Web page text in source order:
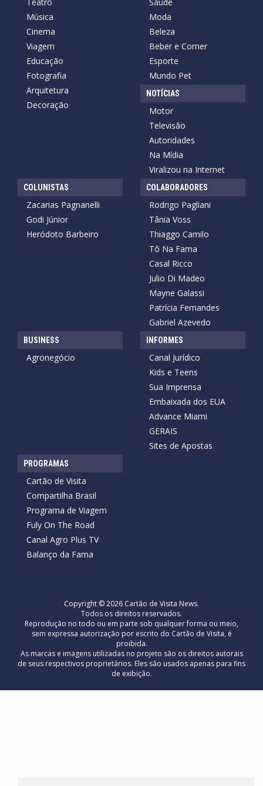
Música
Cinema
Viagem
Educação
Fotografia
Arquitetura
Decoração
Moda
Beleza
Beber e Comer
Esporte
Mundo Pet
NOTÍCIAS
Motor
Televisão
Autoridades
Na Mídia
Viralizou na Internet
COLUNISTAS
Zacarias Pagnanelli
Godi Júnior
Heródoto Barbeiro
COLABORADORES
Rodrigo Pagliani
Tânia Voss
Thiaggo Camilo
Tô Na Fama
Casal Ricco
Julio Di Madeo
Mayne Galassi
Patrícia Fernandes
Gabriel Azevedo
BUSINESS
Agronegócio
INFORMES
Canal Jurídico
Kids e Teens
Sua Imprensa
Embaixada dos EUA
Advance Miami
GERAIS
Sites de Apostas
PROGRAMAS
Cartão de Visita
Compartilha Brasil
Programa de Viagem
Fuly On The Road
Canal Agro Plus TV
Balanço da Fama
Copyright © 2026 Cartão de Visita News.
Todos os direitos reservados.
Reprodução no todo ou em parte sob qualquer forma ou meio,
sem expressa autorização por escrito do Cartão de Visita, é
proibida.
As marcas e imagens utilizadas no projeto são os direitos autorais
de seus respectivos proprietários. Eles são usados ​​apenas para fins
de exibição.